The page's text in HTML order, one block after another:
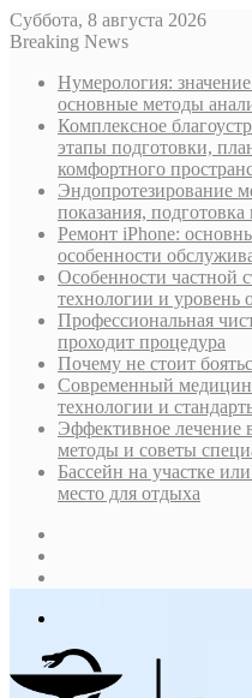
Суббота, 8 августа 2026
Breaking News
Нумерология:
основные методы
Комплексное
этапы подготовки,
комфортного
Эндопротезирование
показания,
Ремонт iPhone:
особенности
Особенности частной
технологии и уровень
Профессиональная
проходит процедура
Почему не стоит
Современный
технологии и
Эффективное лечение
методы и советы
Бассейн на участке
место для отдыха